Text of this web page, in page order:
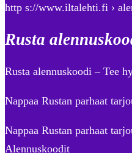
http s://www.iltalehti.fi ›
Rusta
Rusta alennuskoodi – Tee
Nappaa Rustan parhaat
Nappaa Rustan parhaat
Alennuskoodit